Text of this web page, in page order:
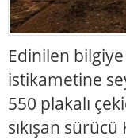
Edinilen
istikametine
550 plakalı
sıkışan